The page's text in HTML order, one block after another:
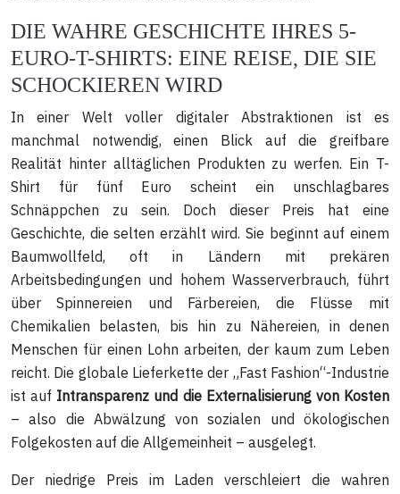
DIE WAHRE GESCHICHTE IHRES 5-
EURO-T-SHIRTS: EINE REISE, DIE SIE
SCHOCKIEREN WIRD
In einer Welt voller digitaler Abstraktionen ist es
manchmal notwendig, einen Blick auf die greifbare
Realität hinter alltäglichen Produkten zu werfen. Ein T-
Shirt für fünf Euro scheint ein unschlagbares
Schnäppchen zu sein. Doch dieser Preis hat eine
Geschichte, die selten erzählt wird. Sie beginnt auf einem
Baumwollfeld, oft in Ländern mit prekären
Arbeitsbedingungen und hohem Wasserverbrauch, führt
über Spinnereien und Färbereien, die Flüsse mit
Chemikalien belasten, bis hin zu Nähereien, in denen
Menschen für einen Lohn arbeiten, der kaum zum Leben
reicht. Die globale Lieferkette der „Fast Fashion“-Industrie
ist auf Intransparenz und die Externalisierung von Kosten
– also die Abwälzung von sozialen und ökologischen
Folgekosten auf die Allgemeinheit – ausgelegt.
Der niedrige Preis im Laden verschleiert die wahren